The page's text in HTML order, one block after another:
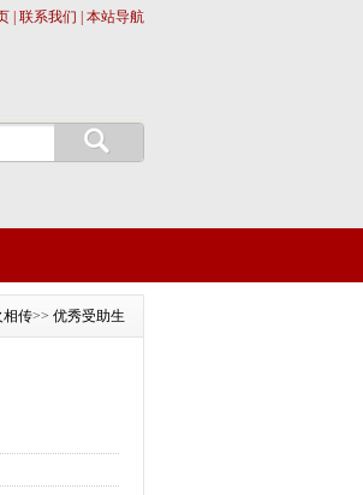
| 联系我们 | 本站导航
相传>> 优秀受助生